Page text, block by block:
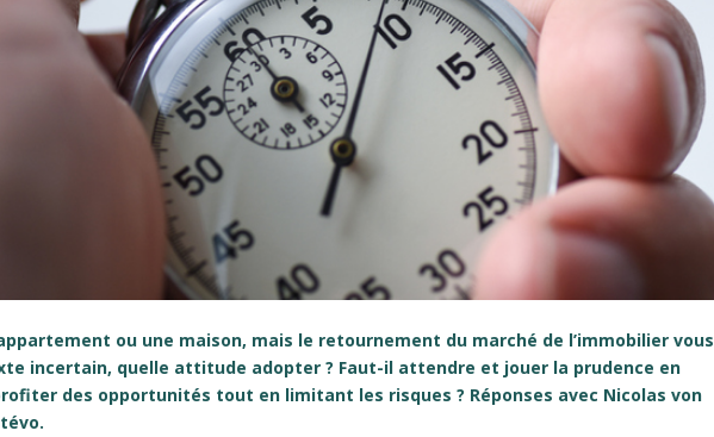
ou une maison, mais le retournement du marché de l’immobilier vous
incertain, quelle attitude adopter ? Faut-il attendre et jouer la prudence en
des opportunités tout en limitant les risques ? Réponses avec Nicolas von